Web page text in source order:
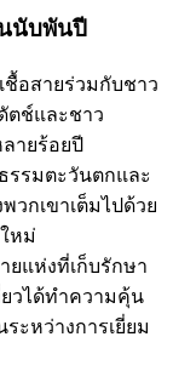
นับพันปี
ชื้อสายร่วมกับชาว
ตช์และชาว
ายร้อยปี
รรมตะวันตกและ
วกเขาเต็มไปด้วย
หม่
แห่งที่เก็บรักษา
วได้ทำความคุ้น
ะหว่างการเยี่ยม